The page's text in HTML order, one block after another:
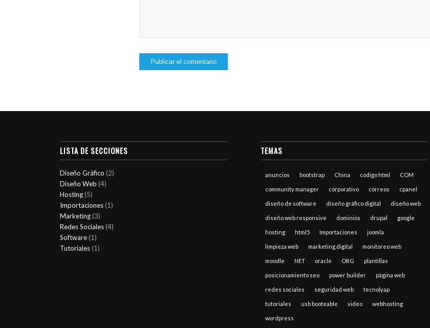
LISTA DE SECCIONES
Diseño Gráfico (2)
Diseño Web (4)
Hosting(5)
Importaciones(1)
Marketing(3)
Redes Sociales(4)
Software(1)
Tutoriales(1)
TEMAS
anuncios bootstrap China codigo html COM
community manager corporativo correos cpanel
diseño de software diseño gráfico digital diseño web
diseño web responsive dominios drupal google
hosting html5 Importaciones joomla
limpieza web marketing digital monitoreo web
moodle NET oracle ORG plantillas
posicionamiento seo power builder página web
redes sociales seguridad web tecnolyap
tutoriales usb booteable video webhosting
wordpress